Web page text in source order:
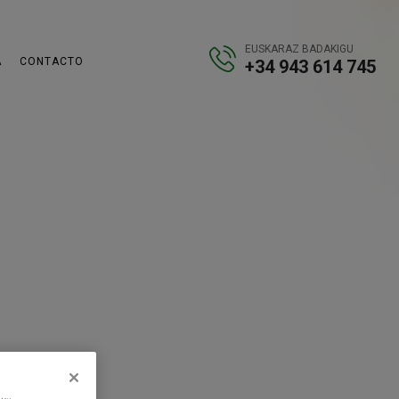
CONTACTO
EUSKARAZ BADAKIGU
+34 943 614 745